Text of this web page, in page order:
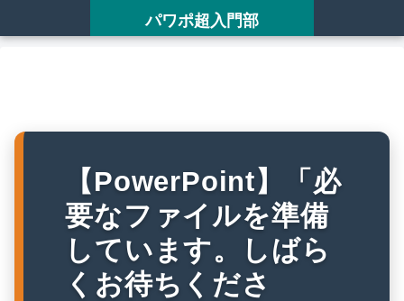
パワポ超入門部
【PowerPoint】「必
要なファイルを準備
しています。しばら
くお待ちくださ